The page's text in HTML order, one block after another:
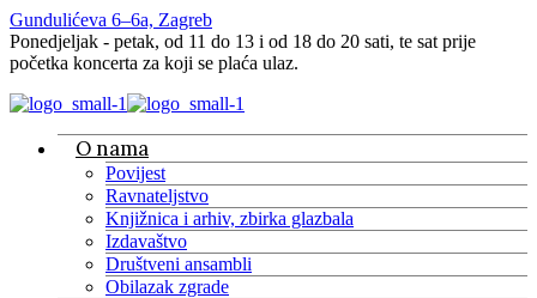
Gundulićeva 6–6a, Zagreb
Ponedjeljak - petak, od 11 do 13 i od 18 do 20 sati, te sat prije
početka koncerta za koji se plaća ulaz.
O nama
Povijest
Ravnateljstvo
Knjižnica i arhiv, zbirka glazbala
Izdavaštvo
Društveni ansambli
Obilazak zgrade